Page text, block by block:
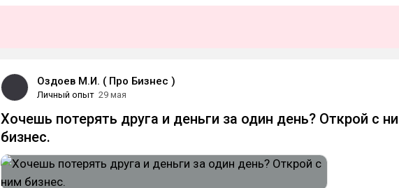
Оздоев М.И. ( Про Бизнес )
Личный опыт 29 мая
Хочешь потерять друга и деньги за один день? Открой с
бизнес.